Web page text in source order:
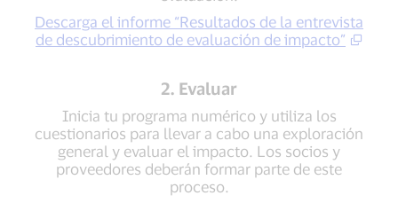
Descarga el informe “Resultados de la entrevista
de descubrimiento de evaluación de impacto”
2. Evaluar
Inicia tu programa numérico y utiliza los
cuestionarios para llevar a cabo una exploración
general y evaluar el impacto. Los socios y
proveedores deberán formar parte de este
proceso.